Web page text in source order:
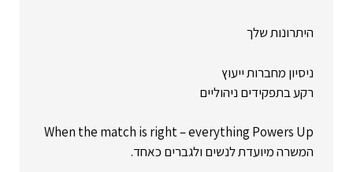
היתרונות שלך
ניסיון מחברות ייעוץ
רקע בתפקידים ניהוליים
When the match is right – everything Powers Up
המשרה מיועדת לנשים ולגברים כאחד.